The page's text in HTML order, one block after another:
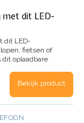
met dit LED-
dit LED-
fietsen of
oplaadbare
Bekijk product